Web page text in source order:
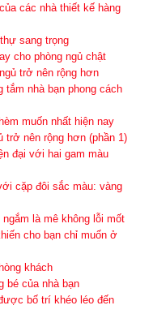
các nhà thiết kế hàng
sang trọng
cho phòng ngủ chật
trở nên rộng hơn
tắm nhà bạn phong cách
muốn nhất hiện nay
trở nên rộng hơn (phần 1)
đại với hai gam màu
cặp đôi sắc màu: vàng
là mê không lỗi mốt
cho bạn chỉ muốn ở
khách
bé của nhà bạn
bố trí khéo léo đến